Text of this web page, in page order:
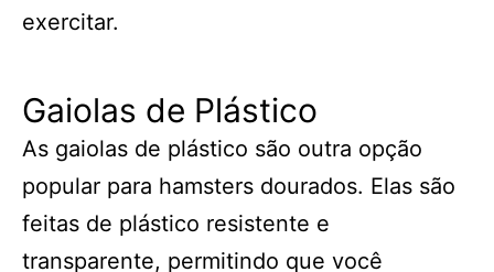
exercitar.
Gaiolas de Plástico
As gaiolas de plástico são outra opção
popular para hamsters dourados. Elas são
feitas de plástico resistente e
transparente, permitindo que você